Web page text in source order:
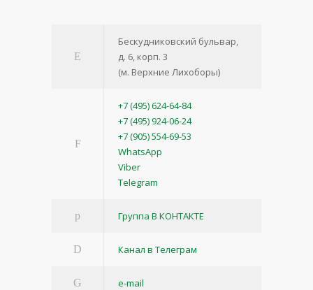
Бескудниковский бульвар,
д. 6, корп. 3
(м. Верхние Лихоборы)
+7 (495) 624-64-84
+7 (495) 924-06-24
+7 (905) 554-69-53
WhatsApp
Viber
Telegram
Группа В КОНТАКТЕ
Канал в Телеграм
e-mail